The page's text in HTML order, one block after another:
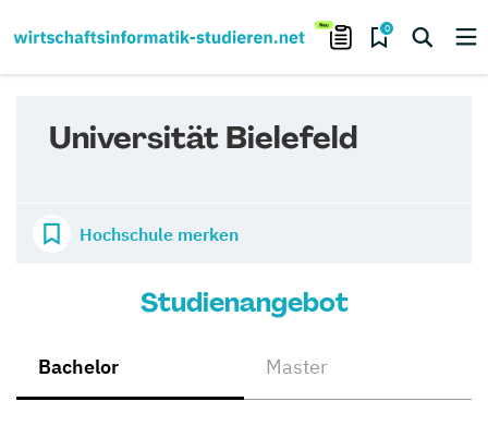
0
Universität Bielefeld
Hochschule merken
Studienangebot
Bachelor Master